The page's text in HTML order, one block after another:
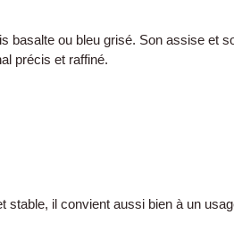
basalte ou bleu grisé. Son assise et
précis et raffiné.
il convient aussi bien à un